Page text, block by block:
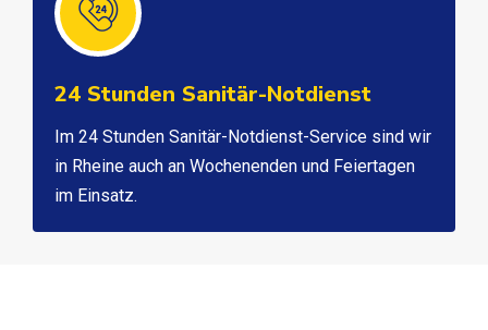
24 Stunden Sanitär-Notdienst
Im 24 Stunden Sanitär-Notdienst-Service sind wir
in Rheine auch an Wochenenden und Feiertagen
im Einsatz.